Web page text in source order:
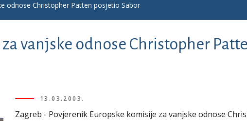
odnose Christopher Patten posjetio Sabor
vanjske odnose Christopher
13.03.2003.
Zagreb - Povjerenik Europske komisije za vanjske odnose